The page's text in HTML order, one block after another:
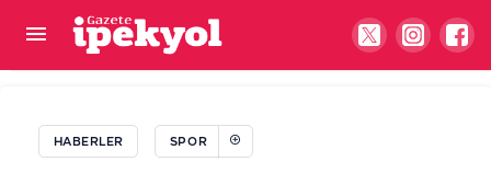
HABERLER SPOR
Filenin Sultanları'ndan tarihi zafer! 3 yıl sonra bir